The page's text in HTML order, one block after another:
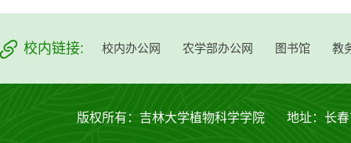
校内链接: 校内办公网 农学部办公网 图书馆 教
版权所有：吉林大学植物科学学院 地址：长